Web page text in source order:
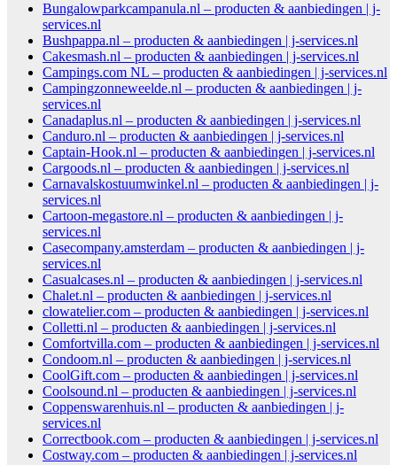
Bungalowparkcampanula.nl – producten & aanbiedingen | j-
services.nl
Bushpappa.nl – producten & aanbiedingen | j-services.nl
Cakesmash.nl – producten & aanbiedingen | j-services.nl
Campings.com NL – producten & aanbiedingen | j-services.nl
Campingzonneweelde.nl – producten & aanbiedingen | j-
services.nl
Canadaplus.nl – producten & aanbiedingen | j-services.nl
Canduro.nl – producten & aanbiedingen | j-services.nl
Captain-Hook.nl – producten & aanbiedingen | j-services.nl
Cargoods.nl – producten & aanbiedingen | j-services.nl
Carnavalskostuumwinkel.nl – producten & aanbiedingen | j-
services.nl
Cartoon-megastore.nl – producten & aanbiedingen | j-
services.nl
Casecompany.amsterdam – producten & aanbiedingen | j-
services.nl
Casualcases.nl – producten & aanbiedingen | j-services.nl
Chalet.nl – producten & aanbiedingen | j-services.nl
clowatelier.com – producten & aanbiedingen | j-services.nl
Colletti.nl – producten & aanbiedingen | j-services.nl
Comfortvilla.com – producten & aanbiedingen | j-services.nl
Condoom.nl – producten & aanbiedingen | j-services.nl
CoolGift.com – producten & aanbiedingen | j-services.nl
Coolsound.nl – producten & aanbiedingen | j-services.nl
Coppenswarenhuis.nl – producten & aanbiedingen | j-
services.nl
Correctbook.com – producten & aanbiedingen | j-services.nl
Costway.com – producten & aanbiedingen | j-services.nl